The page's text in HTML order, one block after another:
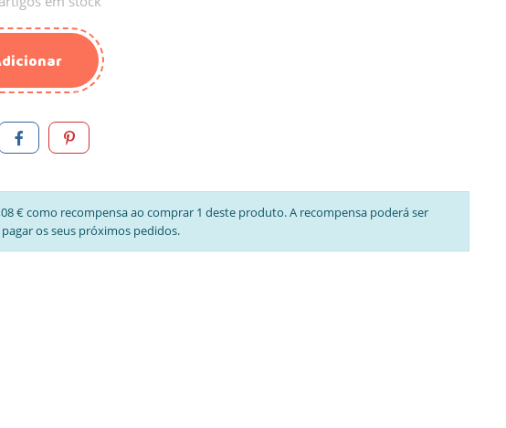
€ como recompensa ao comprar 1 deste produto. A recompensa poderá ser
os seus próximos pedidos.